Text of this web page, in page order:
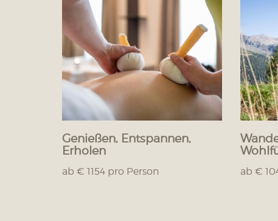
Genießen, Entspannen,
Erholen
ab € 1154 pro Person ab €